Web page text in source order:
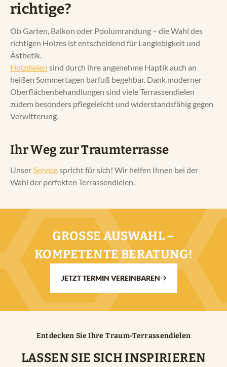
richtige?
Ob Garten, Balkon oder Poolumrandung – die Wahl des
richtigen Holzes ist entscheidend für Langlebigkeit und
Ästhetik.
Holzdielen sind durch ihre angenehme Haptik auch an
heißen Sommertagen barfuß begehbar. Dank moderner
Oberflächenbehandlungen sind viele Terrassendielen
zudem besonders pflegeleicht und widerstandsfähig gegen
Verwitterung.
Ihr Weg zur Traumterrasse
UnserServicespricht für sich! Wir helfen Ihnen bei der
Wahl der perfekten Terrassendielen.
GROSSE AUSWAHL – K
OMPETENTE BERATUNG!
JETZT TERMIN VEREINBAREN
Entdecken Sie Ihre Traum-Terrassendielen
LASSEN SIE SICH INSPIRIEREN